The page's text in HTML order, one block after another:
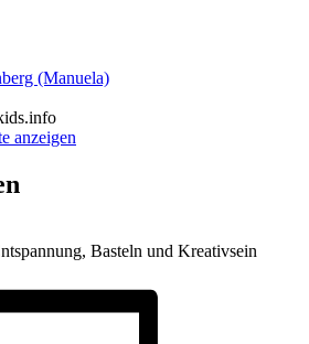
(Manuela)
anzeigen
Basteln und Kreativsein